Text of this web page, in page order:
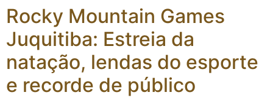
Rocky Mountain Games
Juquitiba: Estreia da
natação, lendas do esporte
e recorde de público